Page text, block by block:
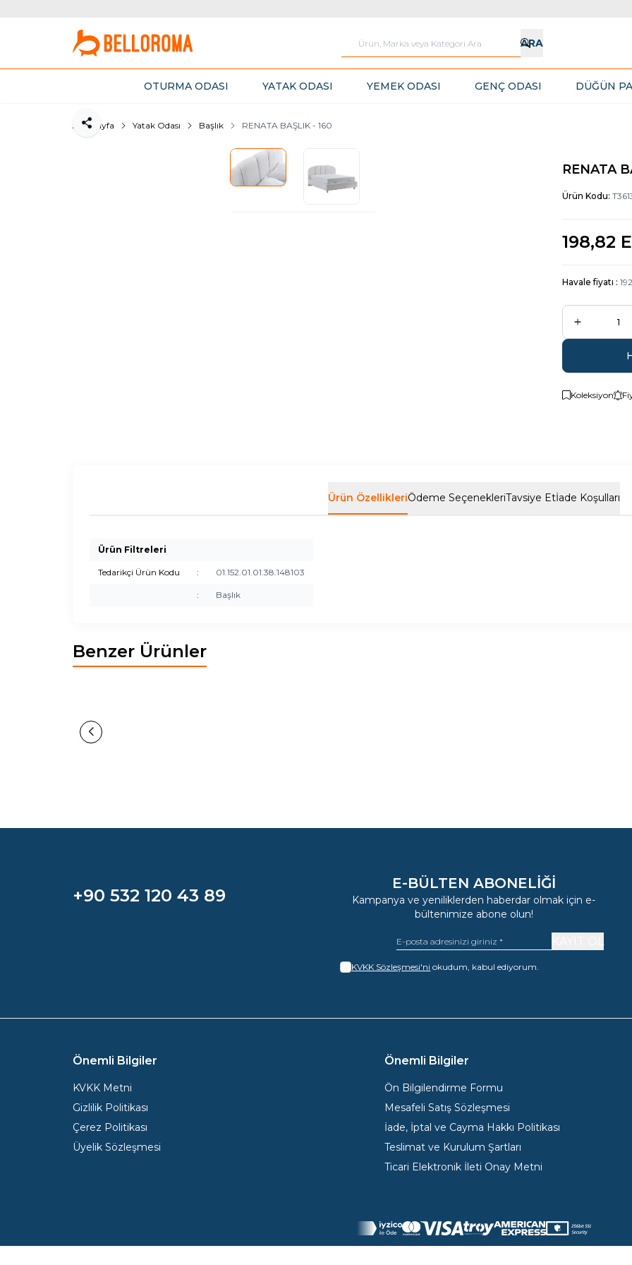
ARA
OTURMA ODASI YATAK ODASI YEMEK ODASI GENÇ ODASI DÜĞÜN
Ana Sayfa Yatak Odası Başlık RENATA BAŞLIK - 160
Paylaş
RENATA
Ürün Kodu:
198,82
Havale fiyatı :
Koleksiyon
Ürün ÖzellikleriÖdeme SeçenekleriTavsiye Etİade Koşulları
Ürün Filtreleri
Tedarikçi Ürün Kodu : 01.152.01.01.38.148103
: Başlık
Benzer Ürünler
+90 532 120 43 89
E-BÜLTEN ABONELIĞI
Kampanya ve yeniliklerden haberdar olmak için e-
bültenimize abone olun!
KVKK Sözleşmesi'ni okudum, kabul ediyorum.
Önemli Bilgiler
KVKK Metni
Gizlilik Politikası
Çerez Politikası
Üyelik Sözleşmesi
Önemli Bilgiler
Ön Bilgilendirme Formu
Mesafeli Satış Sözleşmesi
İade, İptal ve Cayma Hakkı Politikası
Teslimat ve Kurulum Şartları
Ticari Elektronik İleti Onay Metni